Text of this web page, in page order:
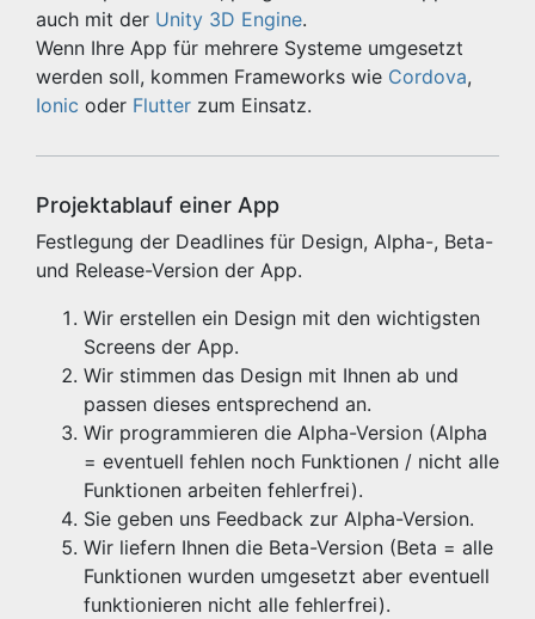
auch mit der Unity 3D Engine.
Wenn Ihre App für mehrere Systeme umgesetzt
werden soll, kommen Frameworks wie Cordova,
Ionic oder Flutter zum Einsatz.
Projektablauf einer App
Festlegung der Deadlines für Design, Alpha-, Beta-
und Release-Version der App.
Wir erstellen ein Design mit den wichtigsten
Screens der App.
Wir stimmen das Design mit Ihnen ab und
passen dieses entsprechend an.
Wir programmieren die Alpha-Version (Alpha
= eventuell fehlen noch Funktionen / nicht alle
Funktionen arbeiten fehlerfrei).
Sie geben uns Feedback zur Alpha-Version.
Wir liefern Ihnen die Beta-Version (Beta = alle
Funktionen wurden umgesetzt aber eventuell
funktionieren nicht alle fehlerfrei).